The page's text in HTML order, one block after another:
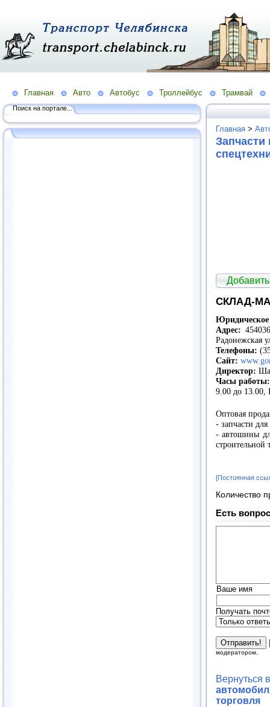
Главная Авто Автобус Троллейбус Трамвай
Поиск на портале...
Главная >
СКЛАД-
Юридическое
Адрес:
Радонежская
Телефоны:
Сайт:
Директор:
Часы
9.00 до 13.00,
Оптовая
- запчасти
- автошины
строительной
[Постоянная
Количество
Есть
Ваше имя
Получать
модератором.
Вернуться
торговля